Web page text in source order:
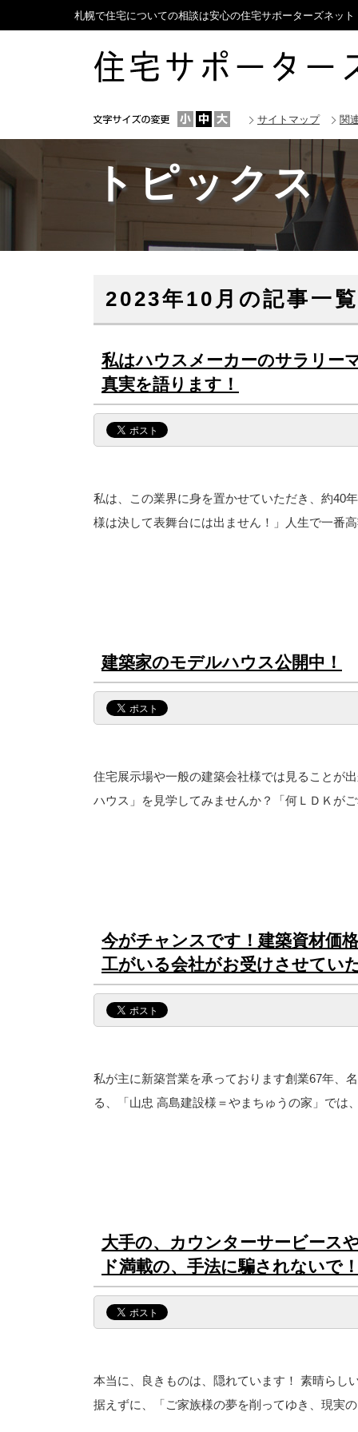
札幌で住宅についての相談は安心の住宅サポーターズネッ
サイトマップ 関
トピックス
2023年10月の記事一覧
私はハウスメーカーのサラリー
真実を語ります！
私は、この業界に身を置かせていただき、約40
様は決して表舞台には出ません！」人生で一番
建築家のモデルハウス公開中！
住宅展示場や一般の建築会社様では見ることが
ハウス」を見学してみませんか？「何ＬＤＫが
今がチャンスです！建築資材価
工がいる会社がお受けさせてい
私が主に新築営業を承っております創業67年、
る、「山忠 高島建設様＝やまちゅうの家」で
大手の、カウンターサービース
ド満載の、手法に騙されないで
本当に、良きものは、隠れています！ 素晴らし
据えずに、「ご家族様の夢を削ってゆき、現実